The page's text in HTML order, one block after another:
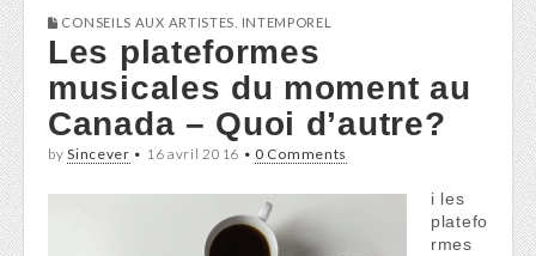
CONSEILS AUX ARTISTES INTEMPOREL
Les plateformes
musicales du moment au
Canada – Quoi d’autre?
bySincever • 16 avril 2016 • 0 Comments
i les
platefo
rmes